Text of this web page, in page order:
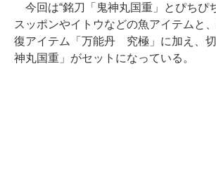
今回は“銘刀「鬼神丸国重」とぴちぴ
スッポンやイトウなどの魚アイテムと
復アイテム「万能丹 究極」に加え、
神丸国重」がセットになっている。